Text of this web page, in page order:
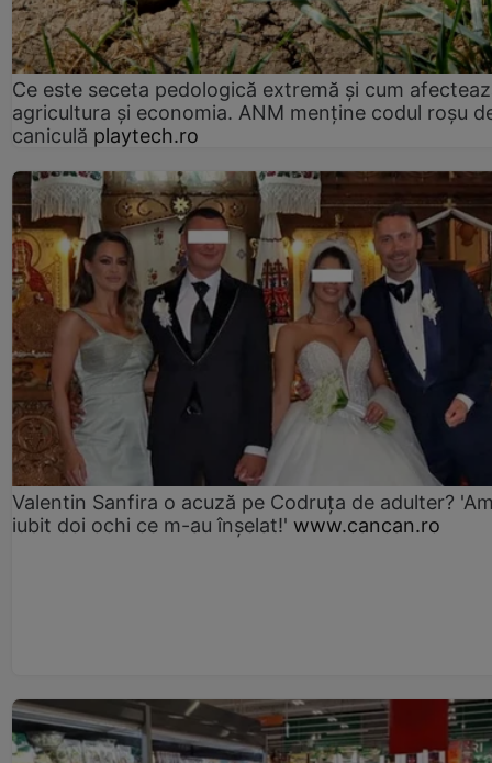
Ce este seceta pedologică extremă și cum
agricultura și economia. ANM menține codul roșu
caniculă playtech.ro
Valentin Sanfira o acuză pe Codruța de adulter?
iubit doi ochi ce m-au înșelat!' www.cancan.ro